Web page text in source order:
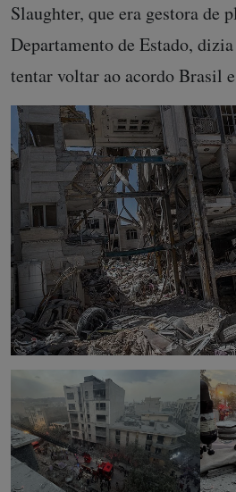
Slaughter, que era gestora de
Departamento de Estado,
tentar voltar ao acordo Brasil